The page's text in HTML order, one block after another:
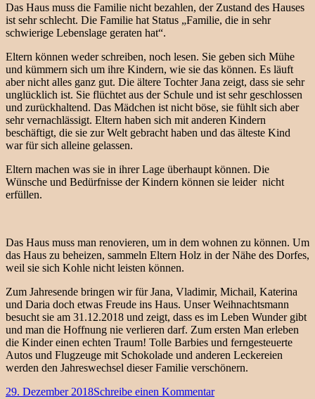
Das Haus muss die Familie nicht bezahlen, der Zustand des Hauses
ist sehr schlecht. Die Familie hat Status „Familie, die in sehr
schwierige Lebenslage geraten hat“.
Eltern können weder schreiben, noch lesen. Sie geben sich Mühe
und kümmern sich um ihre Kindern, wie sie das können. Es läuft
aber nicht alles ganz gut. Die ältere Tochter Jana zeigt, dass sie sehr
unglücklich ist. Sie flüchtet aus der Schule und ist sehr geschlossen
und zurückhaltend. Das Mädchen ist nicht böse, sie fühlt sich aber
sehr vernachlässigt. Eltern haben sich mit anderen Kindern
beschäftigt, die sie zur Welt gebracht haben und das älteste Kind
war für sich alleine gelassen.
Eltern machen was sie in ihrer Lage überhaupt können. Die
Wünsche und Bedürfnisse der Kindern können sie leider nicht
erfüllen.
Das Haus muss man renovieren, um in dem wohnen zu können. Um
das Haus zu beheizen, sammeln Eltern Holz in der Nähe des Dorfes,
weil sie sich Kohle nicht leisten können.
Zum Jahresende bringen wir für Jana, Vladimir, Michail, Katerina
und Daria doch etwas Freude ins Haus. Unser Weihnachtsmann
besucht sie am 31.12.2018 und zeigt, dass es im Leben Wunder gibt
und man die Hoffnung nie verlieren darf. Zum ersten Man erleben
die Kinder einen echten Traum! Tolle Barbies und ferngesteuerte
Autos und Flugzeuge mit Schokolade und anderen Leckereien
werden den Jahreswechsel dieser Familie verschönern.
Veröffentlicht
29. Dezember 2018Schreibe einen Kommentarzu